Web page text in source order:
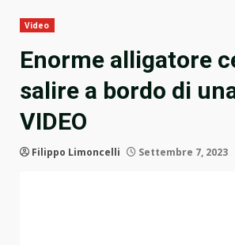
Video
Enorme alligatore
salire a bordo di
VIDEO
Filippo Limoncelli Settembre 7, 2023